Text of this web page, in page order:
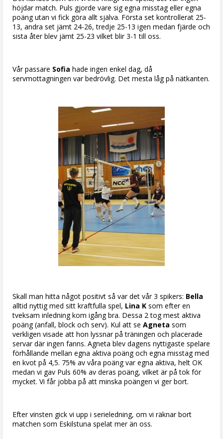
höjdar match. Puls gjorde vare sig egna misstag eller egna
poäng utan vi fick göra allt själva. Första set kontrollerat 25-
13, andra set jämt 24-26, tredje 25-13 igen medan fjärde och
sista åter blev jämt 25-23 vilket blir 3-1 till oss.
Vår passare Sofiahade ingen enkel dag, då
servmottagningen var bedrövlig. Det mesta låg på nätkanten.
Skall man hitta något positivt så var det vår 3 spikers: Bella
alltid nyttig med sitt kraftfulla spel, Lina K som efter en
tveksam inledning kom igång bra. Dessa 2 tog mest aktiva
poäng (anfall, block och serv). Kul att seAgneta som
verkligen visade att hon lyssnar på träningen och placerade
servar där ingen fanns. Agneta blev dagens nyttigaste spelare
förhållande mellan egna aktiva poäng och egna misstag med
en kvot på 4,5. 75% av våra poäng var egna aktiva, helt OK
medan vi gav Puls 60% av deras poäng, vilket är på tok för
mycket. Vi får jobba på att minska poängen vi ger bort.
Efter vinsten gick vi upp i serieledning, om vi räknar bort
matchen som Eskilstuna spelat mer än oss.